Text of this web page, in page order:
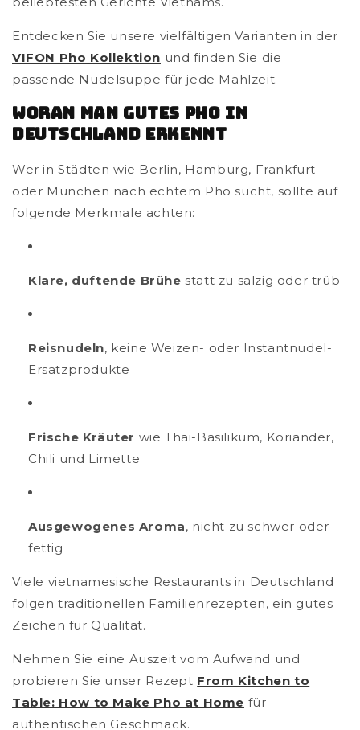
Entdecken Sie unsere vielfältigen Varianten in der
VIFON Pho Kollektion und finden Sie die
passende Nudelsuppe für jede Mahlzeit.
Woran Man Gutes Pho in
Deutschland Erkennt
Wer in Städten wie Berlin, Hamburg, Frankfurt
oder München nach echtem Pho sucht, sollte auf
folgende Merkmale achten:
Klare, duftende Brühe statt zu salzig oder trüb
Reisnudeln, keine Weizen- oder Instantnudel-
Ersatzprodukte
Frische Kräuter wie Thai-Basilikum, Koriander,
Chili und Limette
Ausgewogenes Aroma, nicht zu schwer oder
fettig
Viele vietnamesische Restaurants in Deutschland
folgen traditionellen Familienrezepten, ein gutes
Zeichen für Qualität.
Nehmen Sie eine Auszeit vom Aufwand und
probieren Sie unser Rezept From Kitchen to
Table: How to Make Pho at Home für
authentischen Geschmack.